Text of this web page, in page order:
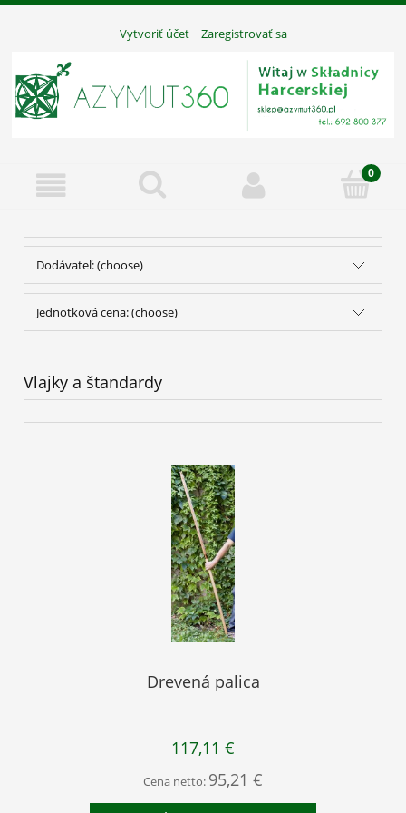
Vytvoriť účet Zaregistrovať sa
Dodávateľ: (choose)
Jednotková cena: (choose)
Vlajky a štandardy
Drevená palica
117,11 €
Cena netto: 95,21 €